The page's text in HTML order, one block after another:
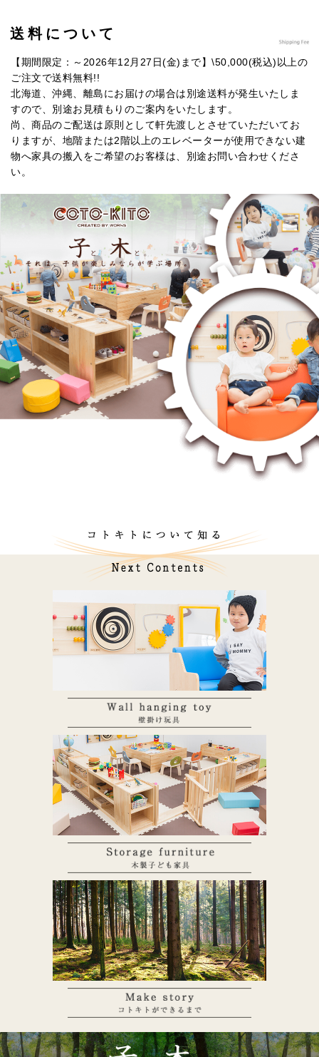
送料について
【期間限定：～2026年12月27日(金)まで】\50,000(税込)以上の
ご注文で送料無料!!
北海道、沖縄、離島にお届けの場合は別途送料が発生いたしま
すので、別途お見積もりのご案内をいたします。
尚、商品のご配送は原則として軒先渡しとさせていただいてお
りますが、地階または2階以上のエレベーターが使用できない建
物へ家具の搬入をご希望のお客様は、別途お問い合わせくださ
い。